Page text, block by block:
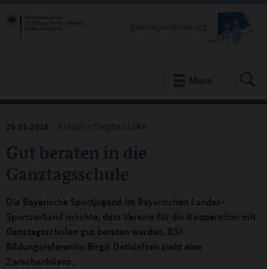
Menu
Gut beraten in die
Ganztagsschule
26.01.2018 Autor/in: Stephan Lüke
Die Bayerische Sportjugend im Bayerischen Landes-
Sportverband möchte, dass Vereine für die Kooperation mit
Ganztagsschulen gut beraten werden. BSJ-
Bildungsreferentin Birgit Dethlefsen zieht eine
Zwischenbilanz.